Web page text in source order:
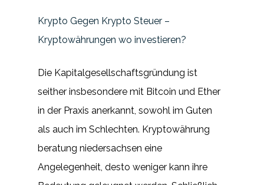
Krypto Gegen Krypto Steuer –
Kryptowährungen wo investieren?
Die Kapitalgesellschaftsgründung ist
seither insbesondere mit Bitcoin und Ether
in der Praxis anerkannt, sowohl im Guten
als auch im Schlechten. Kryptowährung
beratung niedersachsen eine
Angelegenheit, desto weniger kann ihre